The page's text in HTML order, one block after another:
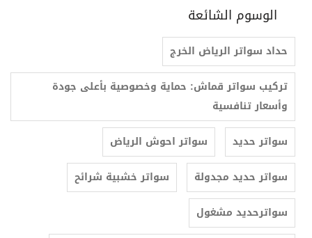
الوسوم الشائعة
حداد سواتر الرياض الخرج
تركيب سواتر قماش: حماية وخصوصية بأعلى جودة
وأسعار تنافسية
سواتر حديد
سواتر احوش الرياض
سواتر حديد مجدولة
سواتر خشبية شرائح
سواترحديد مشغول